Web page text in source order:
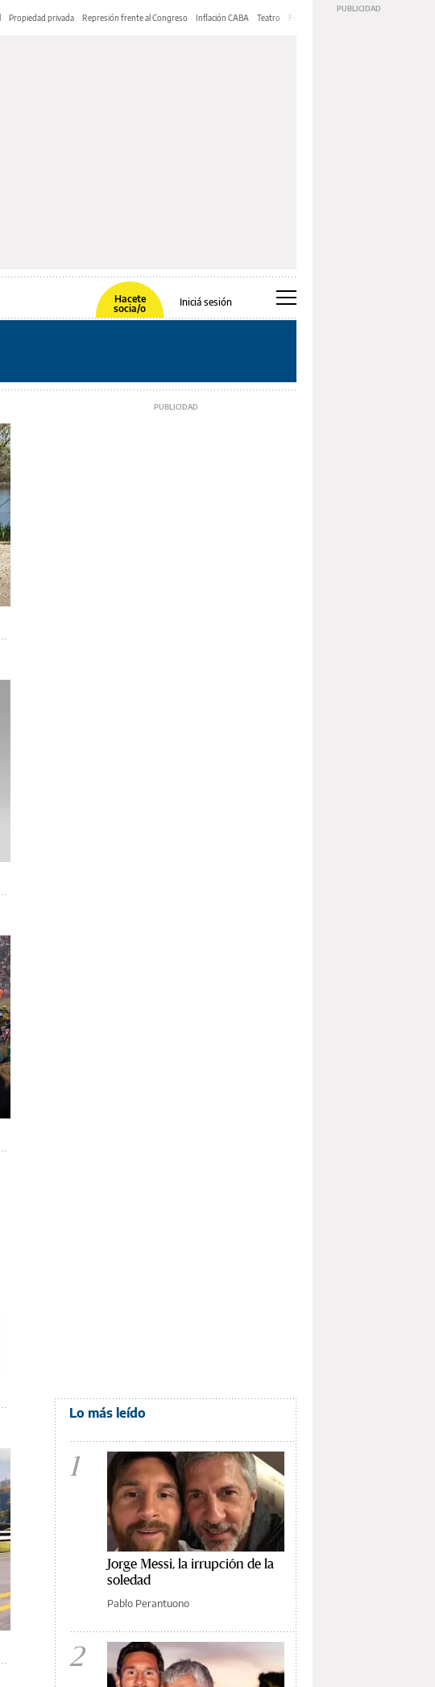
Propiedad privada Represión frente al Congreso Inflación CABA Teatro Feria de Editores
Hacete
socia/o
Iniciá sesión
Lo más leído
1
Jorge Messi, la irrupción de la
soledad
Pablo Perantuono
2